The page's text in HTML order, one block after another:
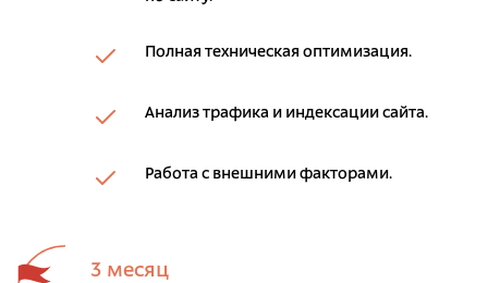
Полная техническая оптимизация.
Анализ трафика и индексации сайта.
Работа с внешними факторами.
3 месяц